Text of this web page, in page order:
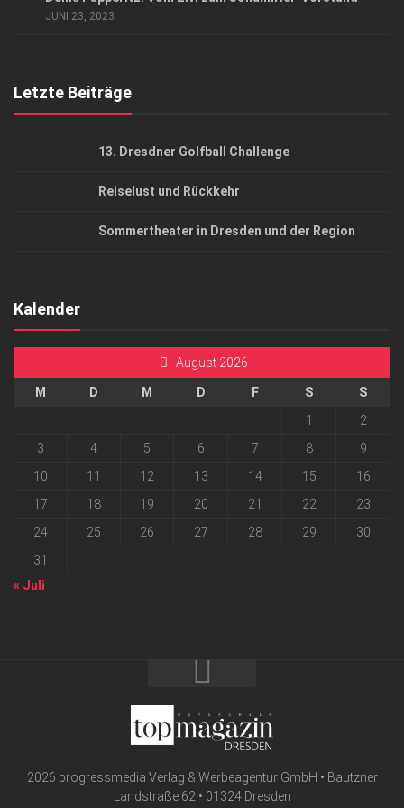
JUNI 23, 2023
Letzte Beiträge
13. Dresdner Golfball Challenge
Reiselust und Rückkehr
Sommertheater in Dresden und der Region
Kalender
August 2026
M D M D F S
S
1
2
3
4 5 6 7 8
9
10
11 12 13 14 15
16
17
18 19 20 21 22
23
24
25 26 27 28 29
30
31
« Juli
2026 progressmedia Verlag & Werbeagentur GmbH • Bautzner
Landstraße 62 • 01324 Dresden